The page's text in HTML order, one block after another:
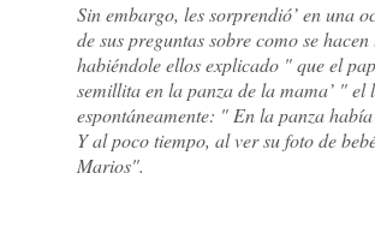
Sin embargo, les sorprendió’ en una
de sus preguntas sobre como se hacen
habiéndole ellos explicado " que el
semillita en la panza de la mama’ " el
espontáneamente: " En la panza
Y al poco tiempo, al ver su foto de
Marios".